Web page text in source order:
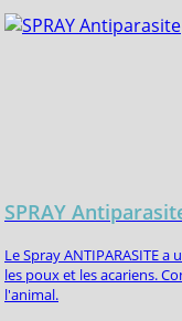
SPRAY
Le Spray ANTIPARASITE
les poux et les acariens.
l'animal.